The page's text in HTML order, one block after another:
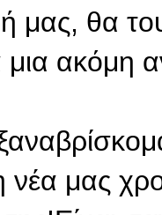
μας, θα
μια ακόμη
μας